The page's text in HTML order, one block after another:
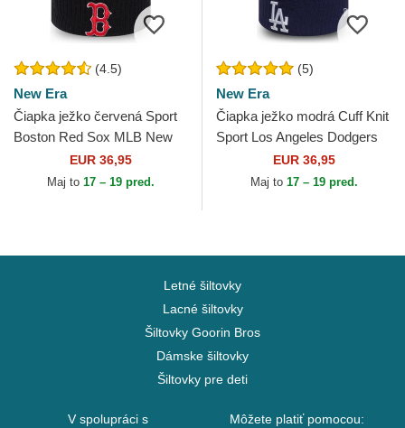
(4.5)
New Era
Čiapka ježko červená Sport
Boston Red Sox MLB New
EUR 36,95
Maj to 17 – 19 pred.
(5)
New Era
Čiapka ježko modrá Cuff Knit
Sport Los Angeles Dodgers
MLB New EraEUR 36,95
Maj to 17 – 19 pred.
Letné šiltovky
Lacné šiltovky
Šiltovky Goorin Bros
Dámske šiltovky
Šiltovky pre deti
V spolupráci s
Môžete platiť pomocou: